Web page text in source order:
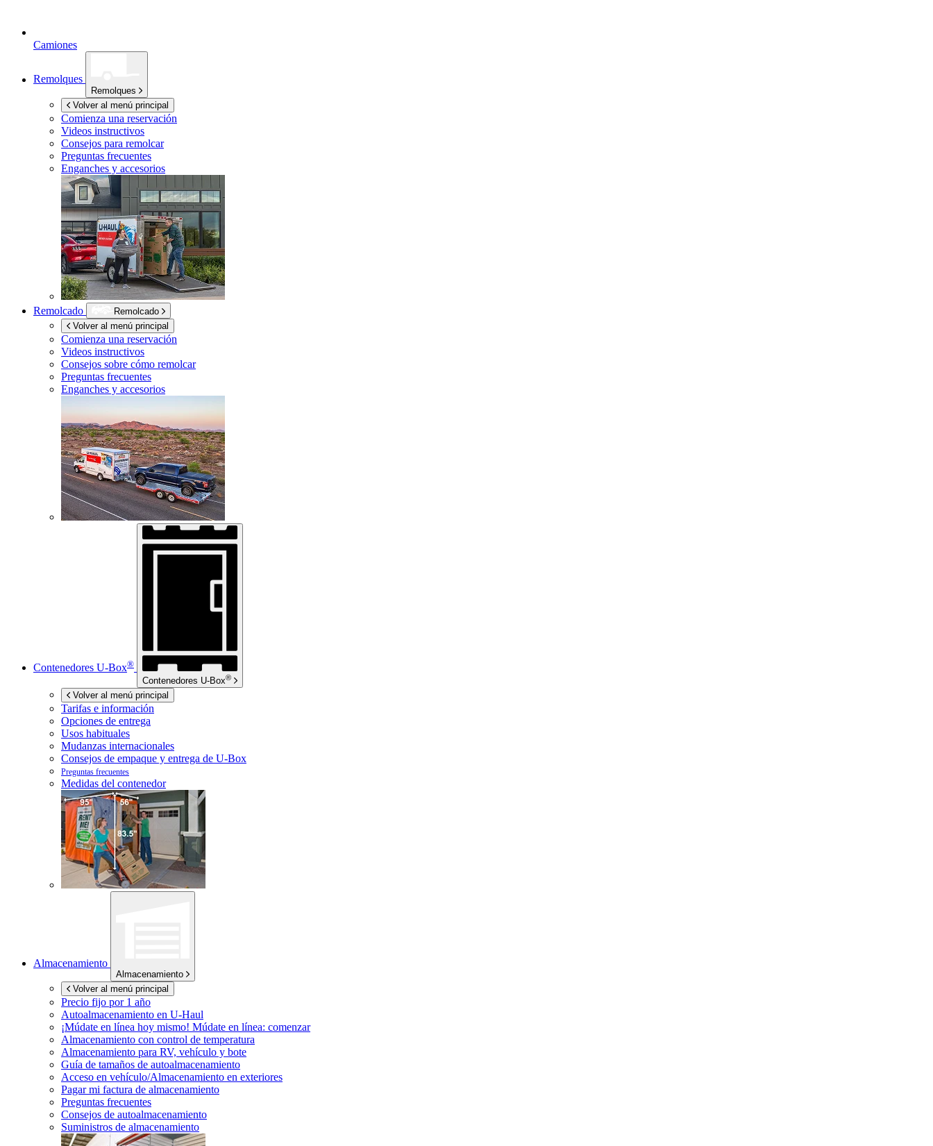
Camiones
Remolques
Remolques
Volver al menú principal
Comienza una reservación
Videos instructivos
Consejos para remolcar
Preguntas frecuentes
Enganches y accesorios
Remolcado
Remolcado
Volver al menú principal
Comienza una reservación
Videos instructivos
Consejos sobre cómo remolcar
Preguntas frecuentes
Enganches y accesorios
Contenedores U-Box®
Contenedores U-Box®
Volver al menú principal
Tarifas e información
Opciones de entrega
Usos habituales
Mudanzas internacionales
Consejos de empaque y entrega de U-Box
Preguntas frecuentes
Medidas del contenedor
Almacenamiento
Almacenamiento
Volver al menú principal
Precio fijo por 1 año
Autoalmacenamiento en U-Haul
¡Múdate en línea hoy mismo! Múdate en línea: comenzar
Almacenamiento con control de temperatura
Almacenamiento para RV, vehículo y bote
Guía de tamaños de autoalmacenamiento
Acceso en vehículo/Almacenamiento en exteriores
Pagar mi factura de almacenamiento
Preguntas frecuentes
Consejos de autoalmacenamiento
Suministros de almacenamiento